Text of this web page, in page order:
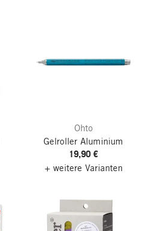
Ohto
Gelroller Aluminium
19,90 €
+ weitere Varianten